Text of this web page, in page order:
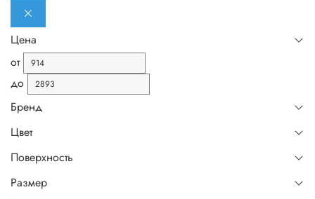
Цена
от
до
Бренд
Цвет
Поверхность
Размер